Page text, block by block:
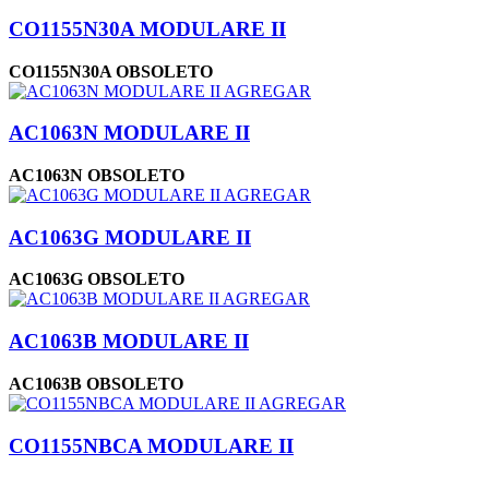
CO1155N30A MODULARE II
CO1155N30A OBSOLETO
AGREGAR
AC1063N MODULARE II
AC1063N OBSOLETO
AGREGAR
AC1063G MODULARE II
AC1063G OBSOLETO
AGREGAR
AC1063B MODULARE II
AC1063B OBSOLETO
AGREGAR
CO1155NBCA MODULARE II